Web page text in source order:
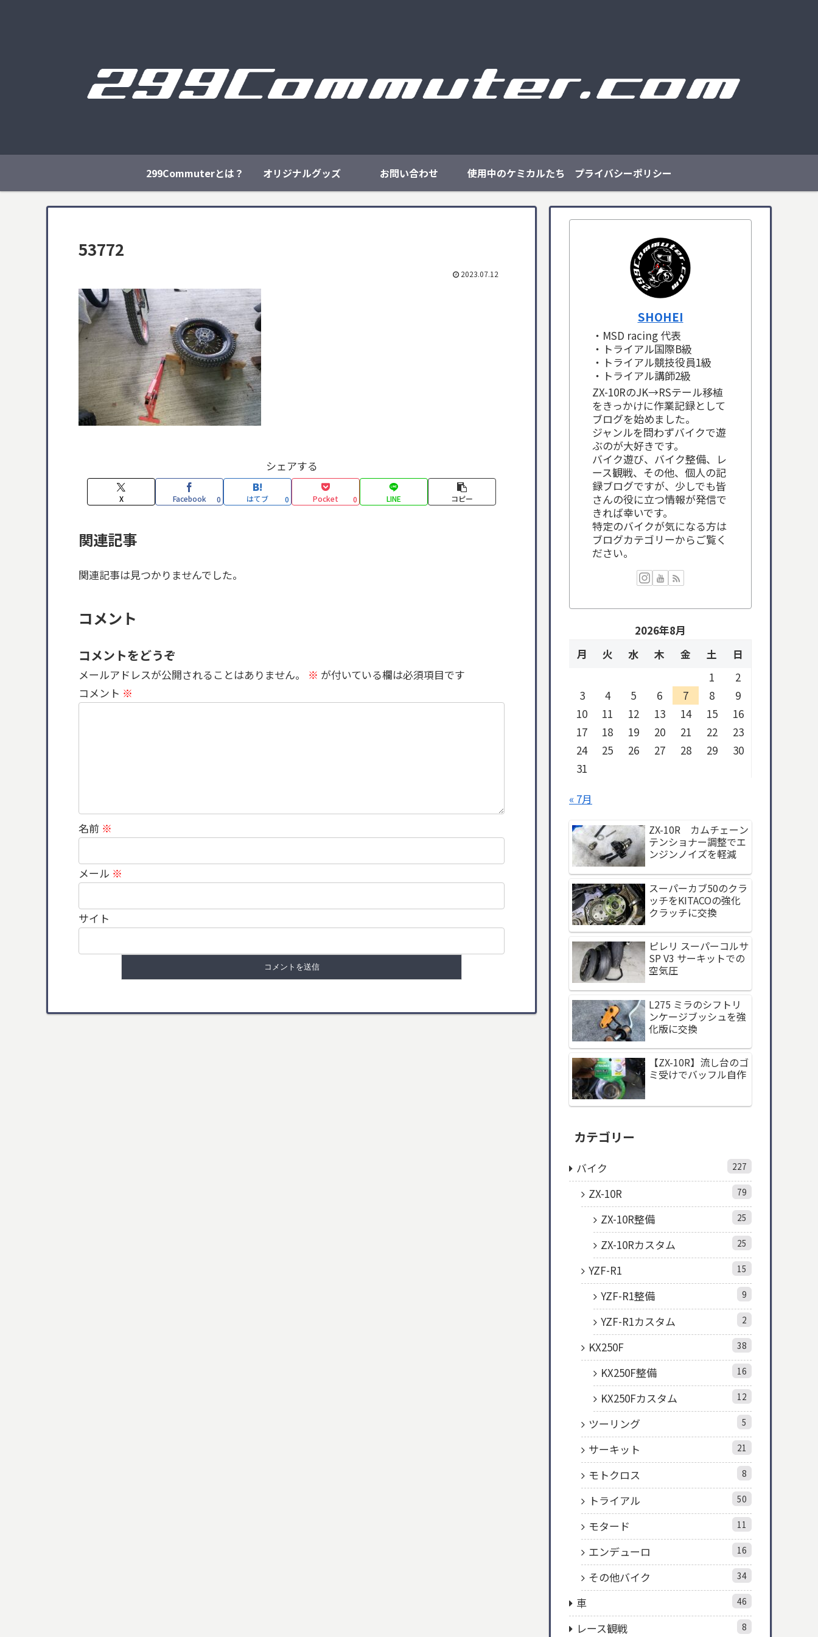
299Commuterとは？ オリジナルグッズ お問い合わせ 使用中のケミカルたち プライバシーポリシー
53772
2023.07.12
シェアする
X Facebook 0 はてブ 0 Pocket 0 LINE コピー
関連記事
関連記事は見つかりませんでした。
コメント
コメントをどうぞ
メールアドレスが公開されることはありません。 ※ が付いている欄は必須項目です
コメント ※
名前 ※
メール ※
サイト
SHOHEI
・MSD racing 代表
・トライアル国際B級
・トライアル競技役員1級
・トライアル講師2級
ZX-10RのJK→RSテール移植
をきっかけに作業記録として
ブログを始めました。
ジャンルを問わずバイクで遊
ぶのが大好きです。
バイク遊び、バイク整備、レ
ース観戦、その他、個人の記
録ブログですが、少しでも皆
さんの役に立つ情報が発信で
きれば幸いです。
特定のバイクが気になる方は
ブログカテゴリーからご覧く
ださい。
2026年8月
月
火 水 木 金 土
日
1
2
3
4 5 6 7 8
9
10
11 12 13 14 15
16
17
18 19 20 21 22
23
24
25 26 27 28 29
30
31
« 7月
ZX-10R カムチェーン
テンショナー調整でエ
ンジンノイズを軽減
スーパーカブ50のクラ
ッチをKITACOの強化
クラッチに交換
ピレリ スーパーコルサ
SP V3 サーキットでの
空気圧
L275 ミラのシフトリ
ンケージブッシュを強
化版に交換
【ZX-10R】流し台のゴ
ミ受けでバッフル自作
カテゴリー
バイク 227
ZX-10R 79
ZX-10R整備 25
ZX-10Rカスタム 25
YZF-R1 15
YZF-R1整備 9
YZF-R1カスタム 2
KX250F 38
KX250F整備 16
KX250Fカスタム 12
ツーリング 5
サーキット 21
モトクロス 8
トライアル 50
モタード 11
エンデューロ 16
その他バイク 34
車 46
レース観戦 8